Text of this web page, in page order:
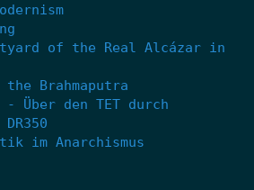
of the Real Alcázar in
Brahmaputra
- Über den TET durch
im Anarchismus